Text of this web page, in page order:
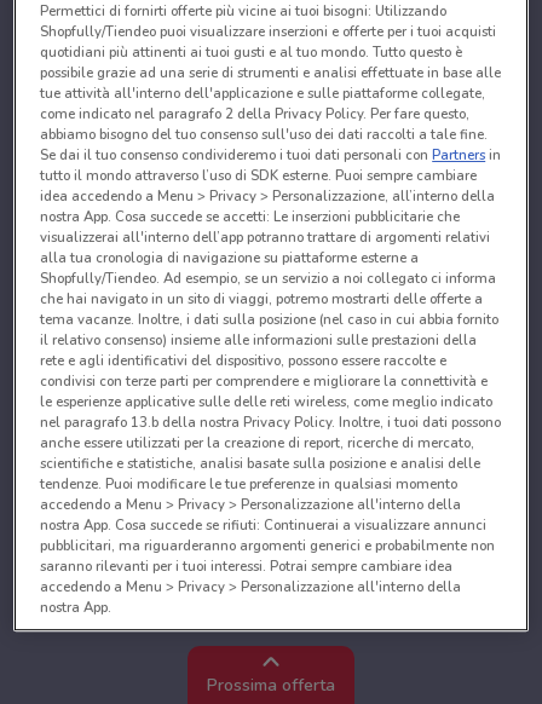
Prossima offerta
Permettici di fornirti offerte più vicine ai tuoi bisogni: Utilizzando
Shopfully/Tiendeo puoi visualizzare inserzioni e offerte per i tuoi acquisti
quotidiani più attinenti ai tuoi gusti e al tuo mondo. Tutto questo è
possibile grazie ad una serie di strumenti e analisi effettuate in base alle
tue attività all'interno dell'applicazione e sulle piattaforme collegate,
come indicato nel paragrafo 2 della Privacy Policy. Per fare questo,
abbiamo bisogno del tuo consenso sull'uso dei dati raccolti a tale fine.
Se dai il tuo consenso condivideremo i tuoi dati personali conPartnersin
tutto il mondo attraverso l’uso di SDK esterne. Puoi sempre cambiare
idea accedendo a Menu > Privacy > Personalizzazione, all’interno della
nostra App. Cosa succede se accetti: Le inserzioni pubblicitarie che
visualizzerai all'interno dell’app potranno trattare di argomenti relativi
alla tua cronologia di navigazione su piattaforme esterne a
Shopfully/Tiendeo. Ad esempio, se un servizio a noi collegato ci informa
che hai navigato in un sito di viaggi, potremo mostrarti delle offerte a
tema vacanze. Inoltre, i dati sulla posizione (nel caso in cui abbia fornito
il relativo consenso) insieme alle informazioni sulle prestazioni della
rete e agli identificativi del dispositivo, possono essere raccolte e
condivisi con terze parti per comprendere e migliorare la connettività e
le esperienze applicative sulle delle reti wireless, come meglio indicato
nel paragrafo 13.b della nostra Privacy Policy. Inoltre, i tuoi dati possono
anche essere utilizzati per la creazione di report, ricerche di mercato,
scientifiche e statistiche, analisi basate sulla posizione e analisi delle
tendenze. Puoi modificare le tue preferenze in qualsiasi momento
accedendo a Menu > Privacy > Personalizzazione all'interno della
nostra App. Cosa succede se rifiuti: Continuerai a visualizzare annunci
pubblicitari, ma riguarderanno argomenti generici e probabilmente non
saranno rilevanti per i tuoi interessi. Potrai sempre cambiare idea
accedendo a Menu > Privacy > Personalizzazione all'interno della
nostra App.
Noi e i nostri partner trattiamo i dati per fornire:
Utilizzare dati di geolocalizzazione precisi. Scansione attiva delle
caratteristiche del dispositivo ai fini dell’identificazione. Archiviare